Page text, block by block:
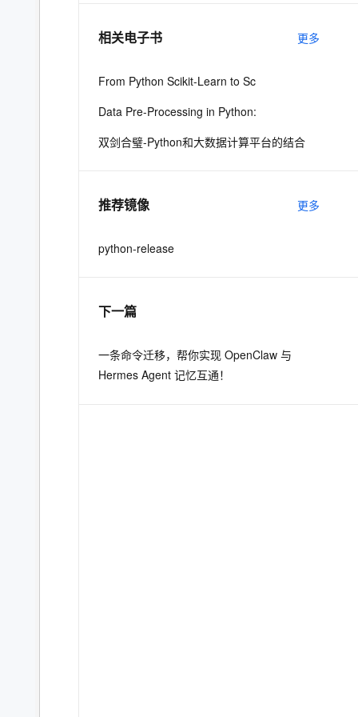
相关电子书 更多
From Python Scikit-Learn to Sc
Data Pre-Processing in Python:
双剑合璧-Python和大数据计算平台的结合
推荐镜像 更多
python-release
下一篇
一条命令迁移，帮你实现 OpenClaw 与
Hermes Agent 记忆互通！
通过自然语言交互简化开发流程,全栈开发支持
与 AI 智能体进行实时音视频通话